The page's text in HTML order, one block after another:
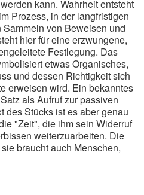
kann. Wahrheit entsteht
Prozess, in der langfristigen
von Beweisen und
hier für eine erzwungene,
Festlegung. Das
etwas Organisches,
und dessen Richtigkeit sich
erweisen wird. Ein bekanntes
als Aufruf zur passiven
des Stücks ist es aber genau
"Zeit", die ihm sein Widerruf
weiterzuarbeiten. Die
braucht auch Menschen,